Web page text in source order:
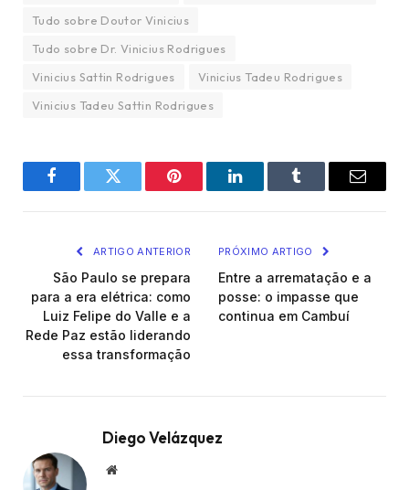
Tudo sobre Doutor Vinicius
Tudo sobre Dr. Vinicius Rodrigues
Vinicius Sattin Rodrigues
Vinicius Tadeu Rodrigues
Vinicius Tadeu Sattin Rodrigues
FacebookTwitter Pinterest LinkedInTumblr Email
ARTIGO ANTERIOR
São Paulo se prepara
para a era elétrica: como
Luiz Felipe do Valle e a
Rede Paz estão liderando
essa transformação
PRÓXIMO ARTIGO
Entre a arrematação e a
posse: o impasse que
continua em Cambuí
Diego Velázquez
Website